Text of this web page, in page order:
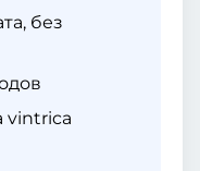
без
vintrica